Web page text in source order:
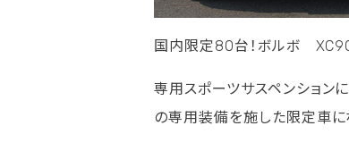
国内限定80台！ボルボ
専用スポーツサスペンション
の専用装備を施した限定車に